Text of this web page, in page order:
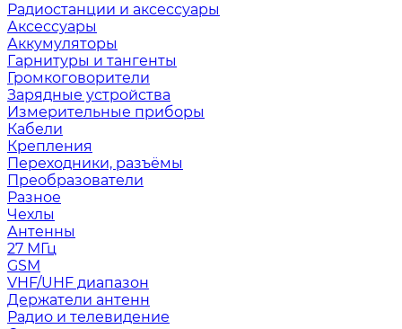
Радиостанции и аксессуары
Аксессуары
Аккумуляторы
Гарнитуры и тангенты
Громкоговорители
Зарядные устройства
Измерительные приборы
Кабели
Крепления
Переходники, разъёмы
Преобразователи
Разное
Чехлы
Антенны
27 МГц
GSM
VHF/UHF диапазон
Держатели антенн
Радио и телевидение